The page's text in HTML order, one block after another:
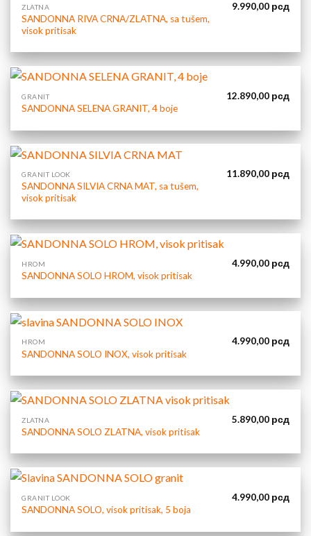
ZLATNA
SANDONNA RIVA CRNA/ZLATNA, sa tušem,
visok pritisak
9.990,00 рсд
GRANIT
SANDONNA SELENA GRANIT, 4 boje
12.890,00 рсд
GRANIT LOOK
SANDONNA SILVIA CRNA MAT, sa tušem,
visok pritisak
11.890,00 рсд
HROM
SANDONNA SOLO HROM, visok pritisak
4.990,00 рсд
HROM
SANDONNA SOLO INOX, visok pritisak
4.990,00 рсд
ZLATNA
SANDONNA SOLO ZLATNA, visok pritisak
5.890,00 рсд
GRANIT LOOK
SANDONNA SOLO, visok pritisak, 5 boja
4.990,00 рсд